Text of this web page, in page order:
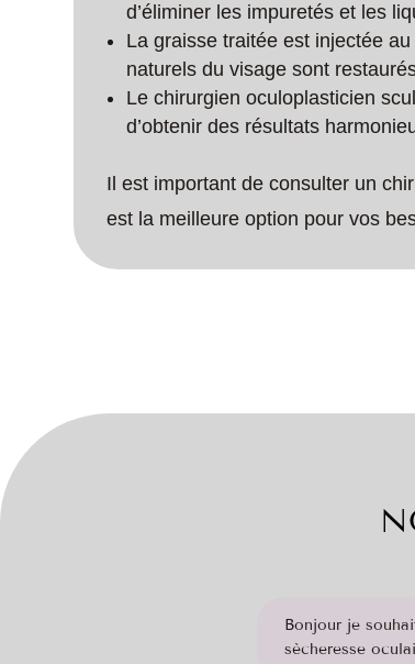
d’éliminer les impuretés et les
La graisse traitée est injectée
naturels du visage sont
Le chirurgien oculoplasticien
d’obtenir des résultats
Il est important de consulter un
est la meilleure option pour vos
Bonjour je
sècheresse